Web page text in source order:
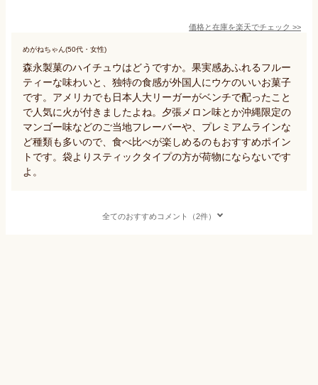
価格と在庫を楽天でチェック >>
めがねちゃん(50代・女性)
森永製菓のハイチュウはどうですか。果実感あふれるフルー
ティーな味わいと、独特の食感が外国人にウケのいいお菓子
です。アメリカでも日本人大リーガーがベンチで配ったこと
で人気に火が付きましたよね。夕張メロン味とか沖縄限定の
マンゴー味などのご当地フレーバーや、プレミアムラインな
ど種類も多いので、食べ比べが楽しめるのもおすすめポイン
トです。袋よりスティックタイプの方が荷物にならないです
よ。
全てのおすすめコメント（2件）